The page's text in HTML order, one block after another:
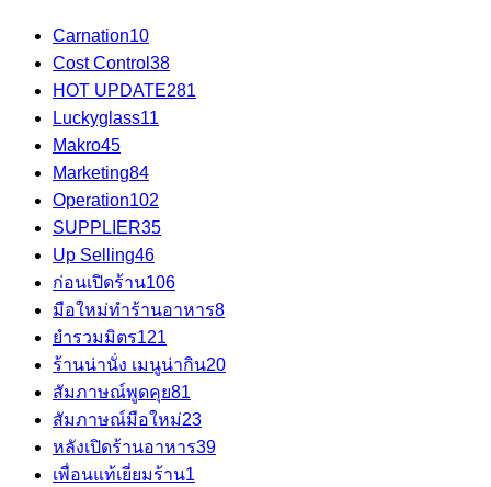
Carnation10
Cost Control 38
HOT UPDATE281
Luckyglass11
Makro45
Marketing84
Operation102
SUPPLIER35
Up Selling46
ก่อนเปิดร้าน106
มือใหม่ทำร้านอาหาร8
ยำรวมมิตร121
ร้านน่านั่ง เมนูน่ากิน20
สัมภาษณ์พูดคุย81
สัมภาษณ์มือใหม่23
หลังเปิดร้านอาหาร39
เพื่อนแท้เยี่ยมร้าน1